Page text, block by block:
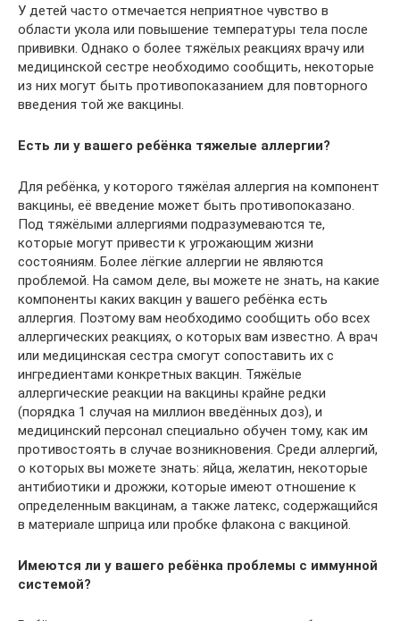
У детей часто отмечается неприятное чувство в
области укола или повышение температуры тела после
прививки. Однако о более тяжёлых реакциях врачу или
медицинской сестре необходимо сообщить, некоторые
из них могут быть противопоказанием для повторного
введения той же вакцины.
Есть ли у вашего ребёнка тяжелые аллергии?
Для ребёнка, у которого тяжёлая аллергия на компонент
вакцины, её введение может быть противопоказано.
Под тяжёлыми аллергиями подразумеваются те,
которые могут привести к угрожающим жизни
состояниям. Более лёгкие аллергии не являются
проблемой. На самом деле, вы можете не знать, на какие
компоненты каких вакцин у вашего ребёнка есть
аллергия. Поэтому вам необходимо сообщить обо всех
аллергических реакциях, о которых вам известно. А врач
или медицинская сестра смогут сопоставить их с
ингредиентами конкретных вакцин. Тяжёлые
аллергические реакции на вакцины крайне редки
(порядка 1 случая на миллион введённых доз), и
медицинский персонал специально обучен тому, как им
противостоять в случае возникновения. Среди аллергий,
о которых вы можете знать: яйца, желатин, некоторые
антибиотики и дрожжи, которые имеют отношение к
определенным вакцинам, а также латекс, содержащийся
в материале шприца или пробке флакона с вакциной.
Имеются ли у вашего ребёнка проблемы с иммунной
системой?